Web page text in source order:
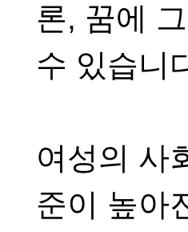
론, 꿈에
수 있습니
여성의 사
준이 높아